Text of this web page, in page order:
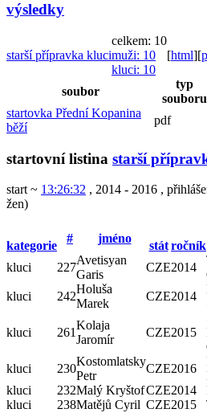
výsledky
starší přípravka kluci
celkem: 10
muži: 10
kluci: 10
[html][
soubor
typ
souboru
startovka Přední Kopanina
běží
pdf
startovní listina starší
start ~ 13:26:32 , 2014 - 2016 ,
žen)
kategorie
# jméno
stát ročník
kluci
227
Avetisyan
Garis
CZE2014
kluci 242
Holuša
Marek
CZE2014
kluci 261
Kolaja
Jaromír
CZE2015
kluci 230
Kostomlatsky
Petr
CZE2016
kluci
232Malý KryštofCZE2014
kluci
238Matějů Cyril CZE2015